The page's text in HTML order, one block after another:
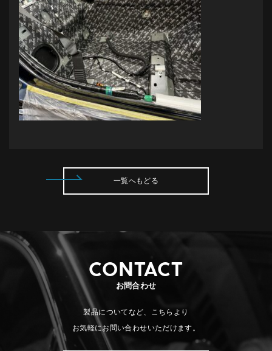
一覧へもどる
CONTACT
お問合わせ
製品についてなど、こちらより
お気軽にお問い合わせいただけます。